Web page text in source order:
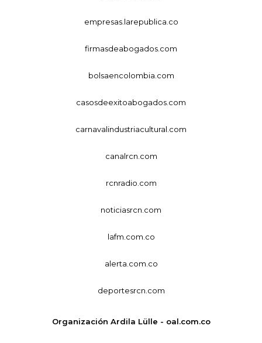
empresas.larepublica.co
firmasdeabogados.com
bolsaencolombia.com
casosdeexitoabogados.com
carnavalindustriacultural.com
canalrcn.com
rcnradio.com
noticiasrcn.com
lafm.com.co
alerta.com.co
deportesrcn.com
Organización Ardila Lülle - oal.com.co